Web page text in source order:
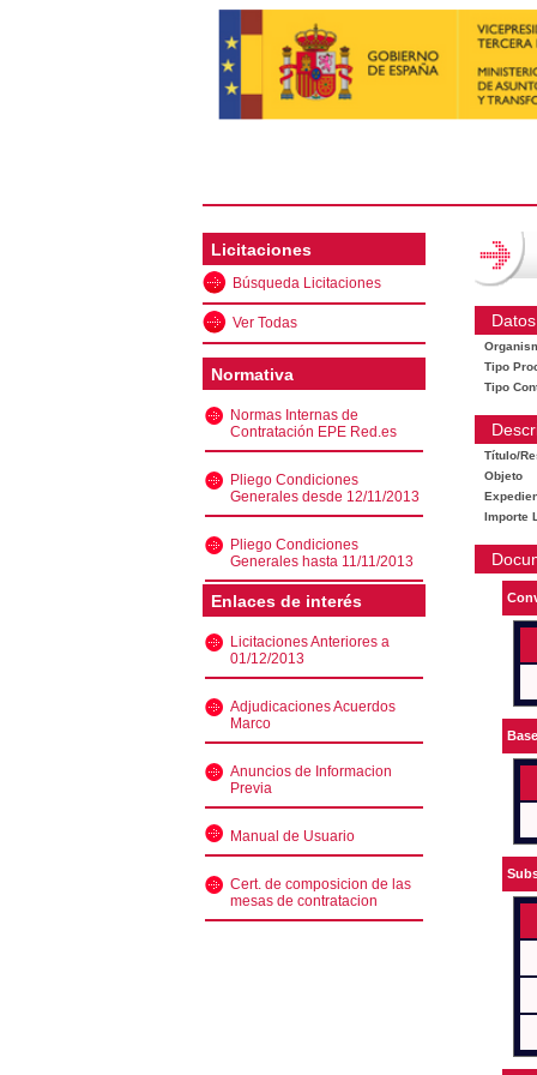
Licitaciones
Búsqueda Licitaciones
Ver Todas
Normativa
Normas Internas de
Contratación EPE Red.es
Pliego Condiciones
Generales desde 12/11/2013
Pliego Condiciones
Generales hasta 11/11/2013
Enlaces de interés
Licitaciones Anteriores a
01/12/2013
Adjudicaciones Acuerdos
Marco
Anuncios de Informacion
Previa
Manual de Usuario
Cert. de composicion de las
mesas de contratacion
Tipo
Tipo
Título/
Objeto
Importe